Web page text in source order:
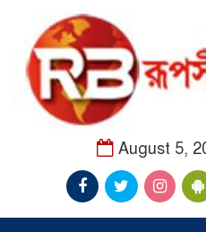
August 5,